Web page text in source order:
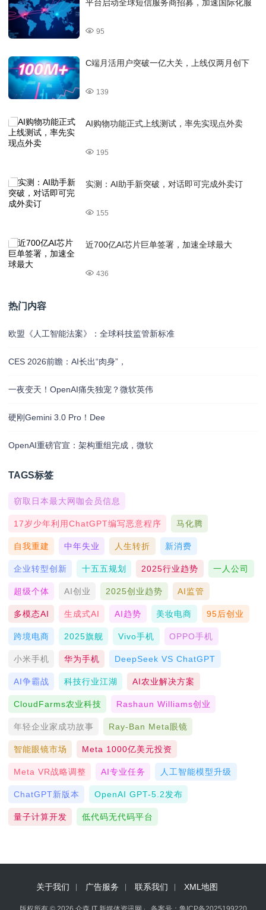
平台启动全球短信服务商招募，加速国际化服
95
C端月活用户突破一亿大关，上线仅两月创下
139
AI购物功能正式上线测试，率先实现点外卖
195
实测：AI助手新突破，对话即可完成外卖订
155
近700亿AI芯片巨单签署，加速全球最大
436
热门内容
欧盟《人工智能法案》：全球科技监管新标准
CES 2026前瞻：AI长出“肉身”，
一夜变天！OpenAI痛失独宠？微软英伟
硬刚Gemini 3.0 Pro！Dee
OpenAI重磅官宣：架构重组完成，微软
TAGS标签
窃取日本最大网咖会员信息
17岁少年利用ChatGPT编写恶意程序 马化腾
自我重建 中年失业 人生转折 新消费
企业转型创新 十五五规划 2025行业趋势 一人公司
超级个体 AI创业 2025创业趋势 AI监管
多模态AI 生成式AI AI趋势 美妆电商 95后创业
跨境电商 2025旗舰 Vivo手机 OPPO手机
小米手机 华为手机 DeepSeek VS ChatGPT
AI争霸战 科技行业江湖 AI农业解决方案
CloudFarms农业科技 Rashaun Williams创业
年轻企业家成功故事 Ray-Ban Meta眼镜
智能眼镜市场 Meta 1000亿美元投资
Meta VR战略调整 AI专业任务 人工智能模型升级
ChatGPT新版本 OpenAI GPT-5.2发布
量子计算开发 低代码无代码平台
关于我们 广告服务 联系我们 XML地图